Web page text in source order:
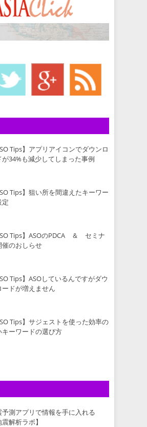
Tips】アプリアイコンでダウンロ
が34%も減少してしまった事例
Tips】狙い所を間違えたキーワー
定
Tips】ASOのPDCA ＆ セミナ
催のおしらせ
Tips】ASOしているんですがダウ
ードが増えません
Tips】サジェストを使った効率の
キーワードの選び方
予測アプリで情報を手に入れる
震解析ラボ】